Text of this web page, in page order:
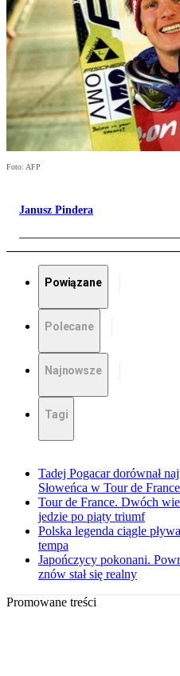
Foto: AFP
Janusz Pindera
Powiązane
Polecane
Najnowsze
Tagi
Tadej Pogacar dorównał
Słoweńca w Tour de France
Tour de France. Dwóch
jedzie po piąty triumf
Polska legenda ciągle
tempa
Japończycy pokonani.
znów stał się realny
Promowane treści